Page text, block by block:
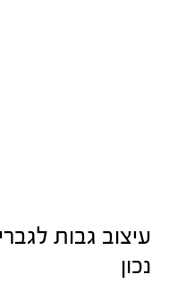
עיצוב גבות
נכון